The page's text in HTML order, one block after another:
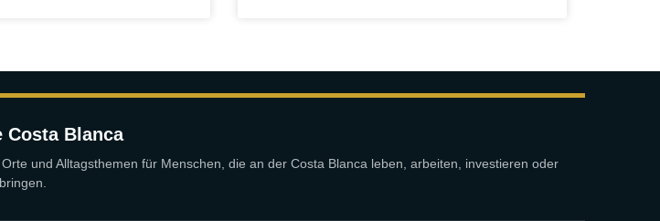
Costa Blanca
und Alltagsthemen für Menschen, die an der Costa Blanca leben, arbeiten, investieren oder